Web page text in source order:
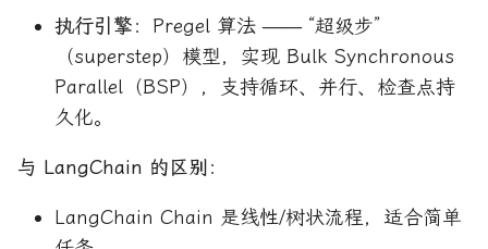
执行引擎：Pregel 算法 —— “超级步”
（superstep）模型，实现 Bulk Synchronous
Parallel（BSP），支持循环、并行、检查点持
久化。
与 LangChain 的区别：
LangChain Chain 是线性/树状流程，适合简单